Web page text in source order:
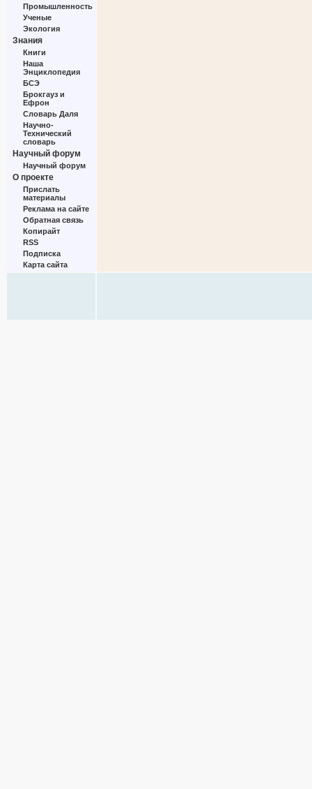
Промышленность
Ученые
Экология
Знания
Книги
Наша
Энциклопедия
БСЭ
Брокгауз и
Ефрон
Словарь Даля
Научно-
Технический
словарь
Научный форум
Научный форум
О проекте
Прислать
материалы
Реклама на сайте
Обратная связь
Копирайт
RSS
Подписка
Карта сайта